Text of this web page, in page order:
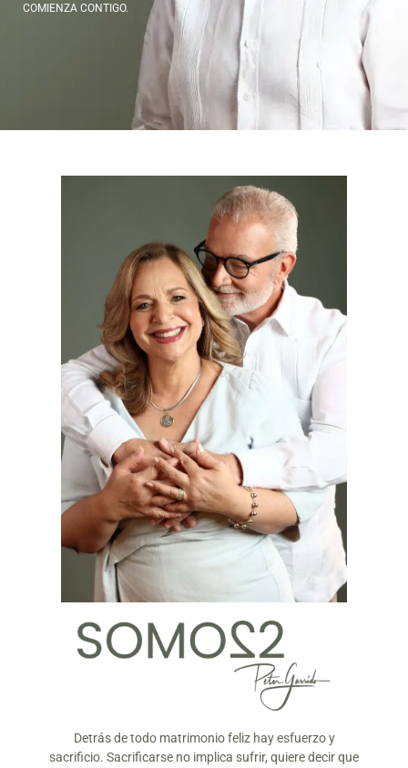
COMIENZA CONTIGO.
Detrás de todo matrimonio feliz hay esfuerzo y
sacrificio. Sacrificarse no implica sufrir, quiere decir que